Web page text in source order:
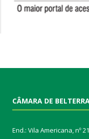
CÂMARA DE
End.: Vila Americana, nº